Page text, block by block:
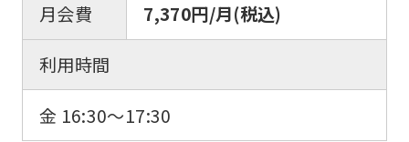
月会費
7,370円/月(税込)
利用時間
金 16:30〜17:30